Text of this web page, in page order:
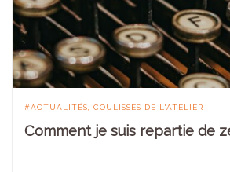
ACTUALITÉS COULISSES DE L'ATELIER
Comment je suis repartie de